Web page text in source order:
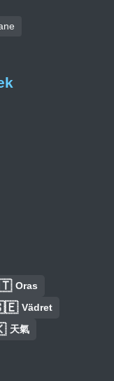
Oras
Vädret
天氣